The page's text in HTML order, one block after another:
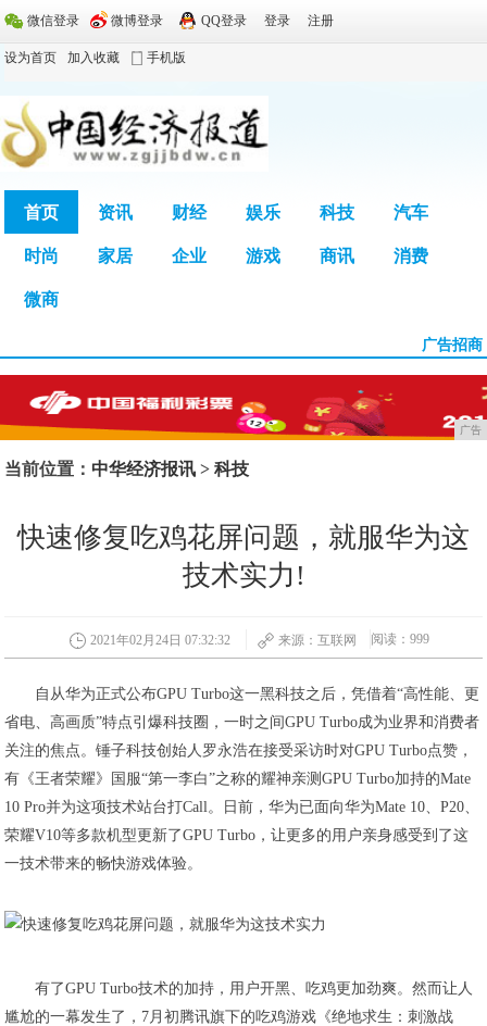
微信登录 微博登录 QQ登录 登录 注册
设为首页 加入收藏 手机版
首页 资讯 财经 娱乐 科技 汽车
时尚 家居 企业 游戏 商讯 消费
微商
广告招商
广告
当前位置： 中华经济报讯 >科技
快速修复吃鸡花屏问题，就服华为这
技术实力!
2021年02月24日 07:32:32 来源：互联网 阅读：999
自从华为正式公布GPU Turbo这一黑科技之后，凭借着“高性能、更
省电、高画质”特点引爆科技圈，一时之间GPU Turbo成为业界和消费者
关注的焦点。锤子科技创始人罗永浩在接受采访时对GPU Turbo点赞，
有《王者荣耀》国服“第一李白”之称的耀神亲测GPU Turbo加持的Mate
10 Pro并为这项技术站台打Call。日前，华为已面向华为Mate 10、P20、
荣耀V10等多款机型更新了GPU Turbo，让更多的用户亲身感受到了这
一技术带来的畅快游戏体验。
有了GPU Turbo技术的加持，用户开黑、吃鸡更加劲爽。然而让人
尴尬的一幕发生了，7月初腾讯旗下的吃鸡游戏《绝地求生：刺激战